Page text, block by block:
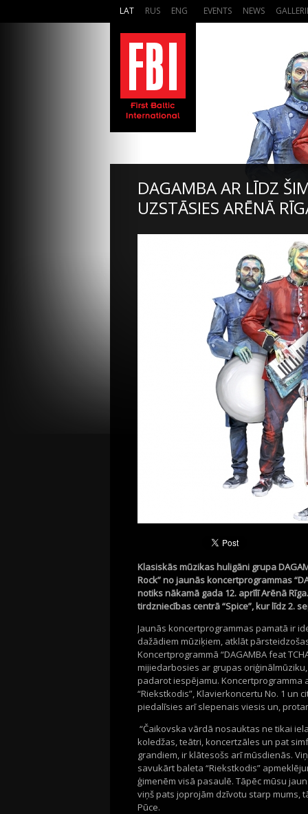
LAT RUS ENG EVENTS NEWS
DAGAMBA AR LĪDZ
UZSTĀSIES ARĒNĀ
Klasiskās mūzikas huligāni grupa
Rock” no jaunās koncertprogrammas
notiks nākamā gada 12. aprīlī Arēnā
tirdzniecības centrā “Spice”, kur līdz 2.
Jaunās koncertprogrammas pamatā ir
dažādiem mūziķiem, atklāt
Koncertprogrammā “DAGAMBA feat
mijiedarbosies ar grupas
padarot iespējamu. Koncertprogramma
“Riekstkodis”, Klavierkoncertu No. 1 un
piedalīsies arī slepenais viesis un,
“Čaikovska vārdā nosauktas ne tikai
koledžas, teātri, koncertzāles un pat
grandiem, ir klātesošs arī mūsdienās.
savukārt baleta “Riekstkodis”
ģimenēm visā pasaulē. Tāpēc mūsu
viņš pats joprojām dzīvotu starp mums,
Pūce.